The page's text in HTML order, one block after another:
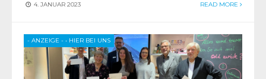
4. JANUAR 2023 READ MORE
- ANZEIGE - • HIER BEI UNS